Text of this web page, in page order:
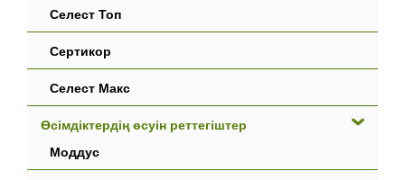
Селест Топ
Сертикор
Селест Макс
Өсімдіктердің өсуін реттегіштер
Моддус